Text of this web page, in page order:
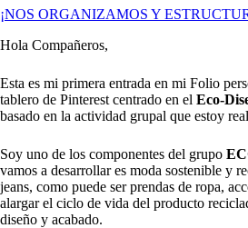
¡NOS ORGANIZAMOS Y
Hola Compañeros,
Esta es mi primera entrada en mi Folio
tablero de Pinterest centrado en el Eco-
basado en la actividad grupal que estoy
Soy uno de los componentes del grupo
vamos a desarrollar es moda sostenible y
jeans, como puede ser prendas de ropa,
alargar el ciclo de vida del producto
diseño y acabado.